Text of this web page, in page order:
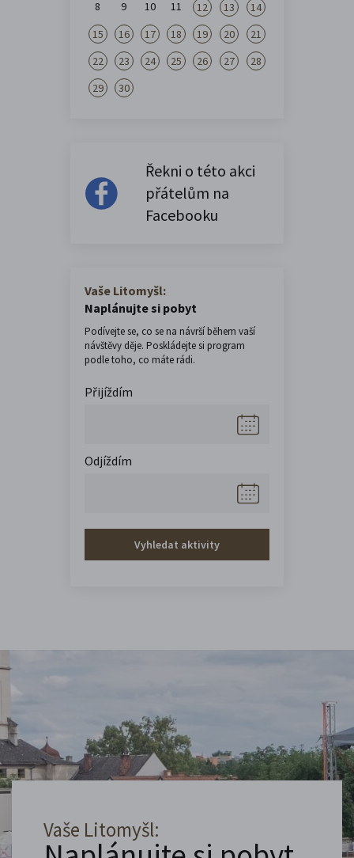
8 9 10 11 12 13
14
15
16 17 18 19 20
21
22
23 24 25 26 27
28
29
30
Řekni o této akci
přátelům na
Facebooku
Vaše Litomyšl:
Naplánujte si pobyt
Podívejte se, co se na návrší během vaší
návštěvy děje. Poskládejte si program
podle toho, co máte rádi.
Přijíždím
Odjíždím
Vyhledat aktivity
Vaše Litomyšl: